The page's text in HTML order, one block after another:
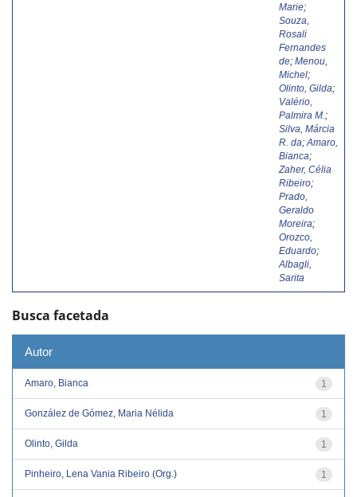
Marie;
Souza,
Rosali
Fernandes
de; Menou,
Michel;
Olinto, Gilda;
Valério,
Palmira M. ;
Silva, Márcia
R. da; Amaro,
Bianca;
Zaher, Célia
Ribeiro;
Prado,
Geraldo
Moreira;
Orozco,
Eduardo;
Albagli,
Sarita
Busca facetada
Autor
1
Amaro, Bianca
1
González de Gómez, Maria Nélida
1
Olinto, Gilda
1
Pinheiro, Lena Vania Ribeiro (Org.)